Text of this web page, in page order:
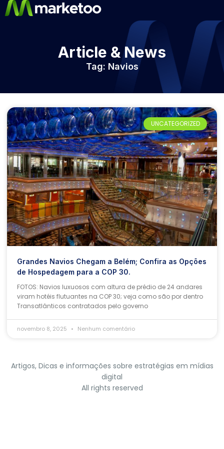
Article & News
Tag: Navios
UNCATEGORIZED
Grandes Navios Chegam a Belém; Confira as Opções
de Hospedagem para a COP 30.
FOTOS: Navios luxuosos com altura de prédio de 24 andares
viram hotéis flutuantes na COP 30; veja como são por dentro
Transatlânticos contratados pelo governo
novembro 8, 2025 Nenhum comentário
Artigos, Dicas e informações sobre estratégias em mídias
digital
All rights reserved